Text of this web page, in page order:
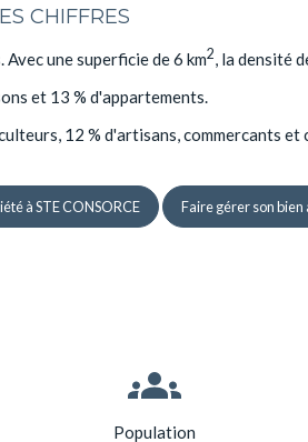
CHIFFRES
une superficie de 6 km2, la densité
et 13 % d'appartements.
12 % d'artisans, commercants
à STE CONSORCE Faire gérer son bien
Population